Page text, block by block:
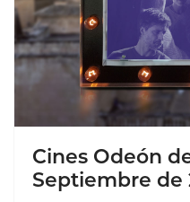
Cines Odeón
Septiembre de